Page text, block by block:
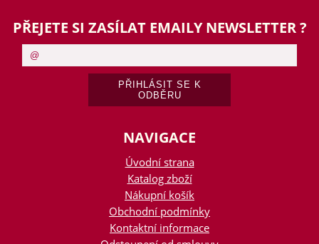
PŘEJETE SI ZASÍLAT EMAILY NEWSLETTER ?
NAVIGACE
Úvodní strana
Katalog zboží
Nákupní košík
Obchodní podmínky
Kontaktní informace